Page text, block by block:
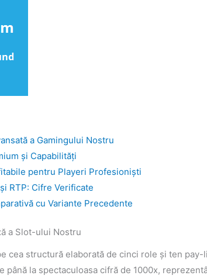
a Gamingului Nostru
și Capabilități
pentru Playeri Profesioniști
RTP: Cifre Verificate
cu Variante Precedente
a Slot-ului Nostru
cea structură elaborată de cinci role și ten
până la spectaculoasa cifră de 1000x,